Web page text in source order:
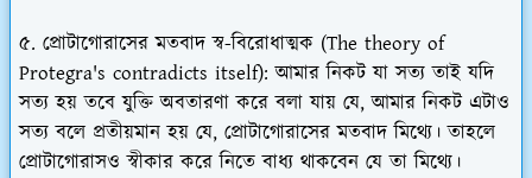
৫. প্রোটাগোরাসের মতবাদ স্ব-বিরোধাত্মক (The theory of
Protegra's contradicts itself): আমার নিকট যা সত্য তাই যদি
সত্য হয় তবে যুক্তি অবতারণা করে বলা যায় যে, আমার নিকট এটাও
সত্য বলে প্রতীয়মান হয় যে, প্রোটাগোরাসের মতবাদ মিথ্যে। তাহলে
প্রোটাগোরাসও স্বীকার করে নিতে বাধ্য থাকবেন যে তা মিথ্যে।